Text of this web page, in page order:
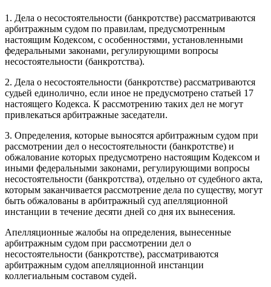
1. Дела о несостоятельности (банкротстве) рассматриваются
арбитражным судом по правилам, предусмотренным
настоящим Кодексом, с особенностями, установленными
федеральными законами, регулирующими вопросы
несостоятельности (банкротства).
2. Дела о несостоятельности (банкротстве) рассматриваются
судьей единолично, если иное не предусмотрено статьей 17
настоящего Кодекса. К рассмотрению таких дел не могут
привлекаться арбитражные заседатели.
3. Определения, которые выносятся арбитражным судом при
рассмотрении дел о несостоятельности (банкротстве) и
обжалование которых предусмотрено настоящим Кодексом и
иными федеральными законами, регулирующими вопросы
несостоятельности (банкротства), отдельно от судебного акта,
которым заканчивается рассмотрение дела по существу, могут
быть обжалованы в арбитражный суд апелляционной
инстанции в течение десяти дней со дня их вынесения.
Апелляционные жалобы на определения, вынесенные
арбитражным судом при рассмотрении дел о
несостоятельности (банкротстве), рассматриваются
арбитражным судом апелляционной инстанции
коллегиальным составом судей.